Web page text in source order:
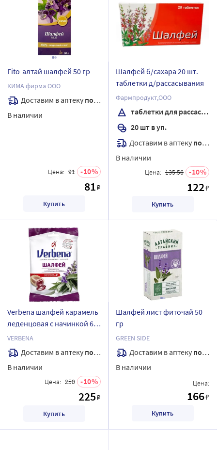
Fito-алтай шалфей 50 гр
КИМА фирма ООО
Доставим в аптеку послезавтра
В наличии
Цена: 91 10
81₽
Купить
Шалфей б/сахара 20 шт.
таблетки д/рассасывания
Фармпродукт,ООО
таблетки для рассасывания
20 шт в уп.
Доставим в аптеку послезавтра
В наличии
Цена: 135.56 10
122₽
Купить
Verbena шалфей карамель
леденцовая с начинкой 60
гр
VERBENA
Доставим в аптеку послезавтра
В наличии
Цена: 250 10
225₽
Купить
Шалфей лист фиточай 50
гр
GREEN SIDE
Доставим в аптеку послезавтра
В наличии
Цена:
166₽
Купить